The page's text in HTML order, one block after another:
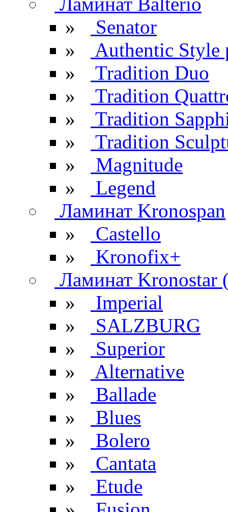
»
Senator
»
Authentic Style
»
Tradition Duo
»
Tradition
»
Tradition
»
Tradition
»
Magnitude
»
Legend
Ламинат Kronospan
»
Castello
»
Kronofix+
Ламинат Kronostar
»
Imperial
»
SALZBURG
»
Superior
»
Alternative
»
Ballade
»
Blues
»
Bolero
»
Cantata
»
Etude